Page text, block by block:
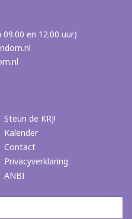
en 12.00 uur)
Steun de KRJ!
Kalender
Contact
Privacyverklaring
ANBI